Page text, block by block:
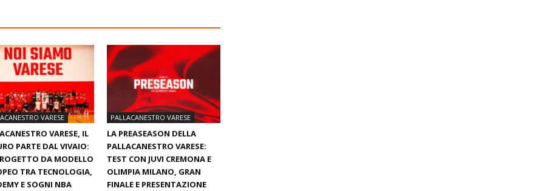
VARESE
VARESE, IL
PARTE DAL VIVAIO:
DA MODELLO
TRA TECNOLOGIA,
E SOGNI NBA
PALLACANESTRO VARESE
LA PREASEASON DELLA
PALLACANESTRO VARESE:
TEST CON JUVI CREMONA E
OLIMPIA MILANO, GRAN
FINALE E PRESENTAZIONE